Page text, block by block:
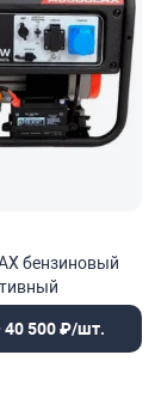
бензиновый
40 500 ₽/шт.